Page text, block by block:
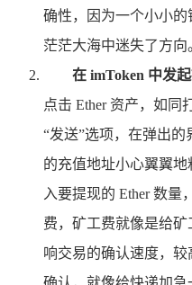
确性，因为一个小小
茫茫大海中迷失了方向
在 imToken 中发
点击 Ether 资产，如同
“发送”选项，在弹出
的充值地址小心翼翼
入要提现的 Ether 数量
费，矿工费就像是给
响交易的确认速度，